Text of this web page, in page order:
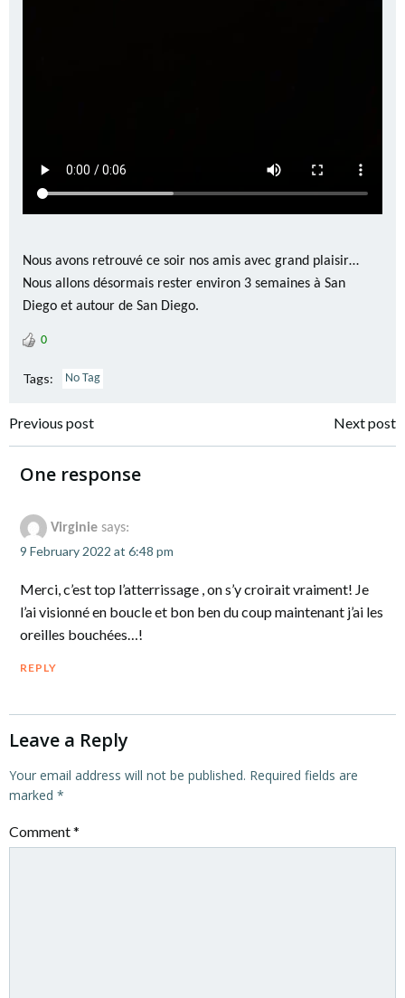
Nous avons retrouvé ce soir nos amis avec grand plaisir…
Nous allons désormais rester environ 3 semaines à San
Diego et autour de San Diego.
0
Tags: No Tag
Post
navigation
Previous post Next post
One response
Virginie says:
9 February 2022 at 6:48 pm
Merci, c’est top l’atterrissage , on s’y croirait vraiment! Je
l’ai visionné en boucle et bon ben du coup maintenant j’ai les
oreilles bouchées…!
REPLY
Leave a Reply
Your email address will not be published. Required fields are
marked *
Comment*